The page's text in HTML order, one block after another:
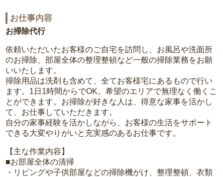
お仕事内容
お掃除代行
依頼いただいたお客様のご自宅を訪問し、お風呂や洗面所
のお掃除、部屋全体の整理整頓など一般の掃除業務をお願
いいたします。
掃除用品は洗剤も含めて、全てお客様宅にあるもので行い
ます。1日1時間からでOK。希望のエリアで無理なく働くこ
とができます。お掃除が好きな人は、得意な家事を活かし
て、お仕事していただきます。
自分の家事経験を活かしながら、お客様の生活をサポート
できる大変やりがいと充実感のあるお仕事です。
【主な作業内容】
■お部屋全体の清掃
・リビングや子供部屋などの掃除機がけ、整理整頓、衣類